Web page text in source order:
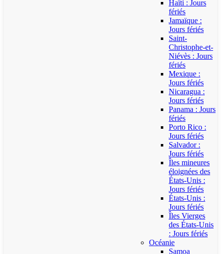
Haïti : Jours
fériés
Jamaïque :
Jours fériés
Saint-
Christophe-et-
Niévès : Jours
fériés
Mexique :
Jours fériés
Nicaragua :
Jours fériés
Panama : Jours
fériés
Porto Rico :
Jours fériés
Salvador :
Jours fériés
Îles mineures
éloignées des
États-Unis :
Jours fériés
États-Unis :
Jours fériés
Îles Vierges
des États-Unis
: Jours fériés
Océanie
Samoa